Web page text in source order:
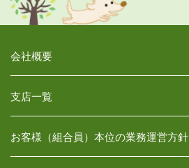
会社概要
支店一覧
お客様（組合員）本位の業務運営方針